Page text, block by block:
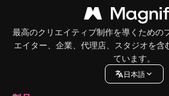
最高のクリエイティブ制作を導くための
エイター、企業、代理店、スタジオを含
ています。
日本語